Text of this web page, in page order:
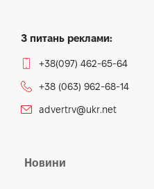
З питань реклами:
+38(097) 462-65-64
+38 (063) 962-68-14
advertrv@ukr.net
Новини